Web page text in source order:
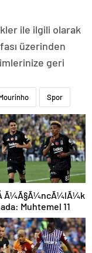
ile ilgili olarak
üzerinden
geri
Spor
Ã¼Ã§Ã¼ncÃ¼lÃ¼k
Muhtemel 11